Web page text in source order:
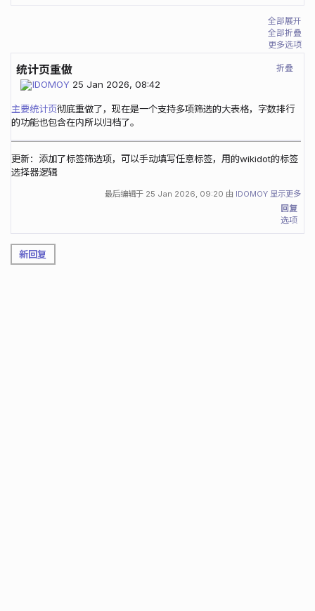
全部展开
全部折叠
更多选项
折叠
统计页重做
IDOMOY 25 Jan 2026, 08:42
主要统计页彻底重做了，现在是一个支持多项筛选的大表格，字数排行
的功能也包含在内所以归档了。
更新：添加了标签筛选项，可以手动填写任意标签，用的wikidot的标签
选择器逻辑
最后编辑于 25 Jan 2026, 09:20 由 IDOMOY 显示更多
回复
选项
新回复